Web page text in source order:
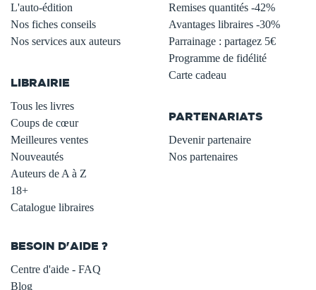
L'auto-édition
Nos fiches conseils
Nos services aux auteurs
LIBRAIRIE
Tous les livres
Coups de cœur
Meilleures ventes
Nouveautés
Auteurs de A à Z
18+
Catalogue libraires
Remises quantités -42%
Avantages libraires -30%
Parrainage : partagez 5€
Programme de fidélité
Carte cadeau
PARTENARIATS
Devenir partenaire
Nos partenaires
BESOIN D'AIDE ?
Centre d'aide - FAQ
Blog